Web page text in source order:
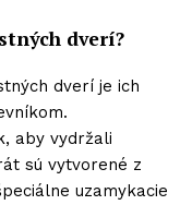
dverí?
dverí je ich
aby vydržali
sú vytvorené z
uzamykacie